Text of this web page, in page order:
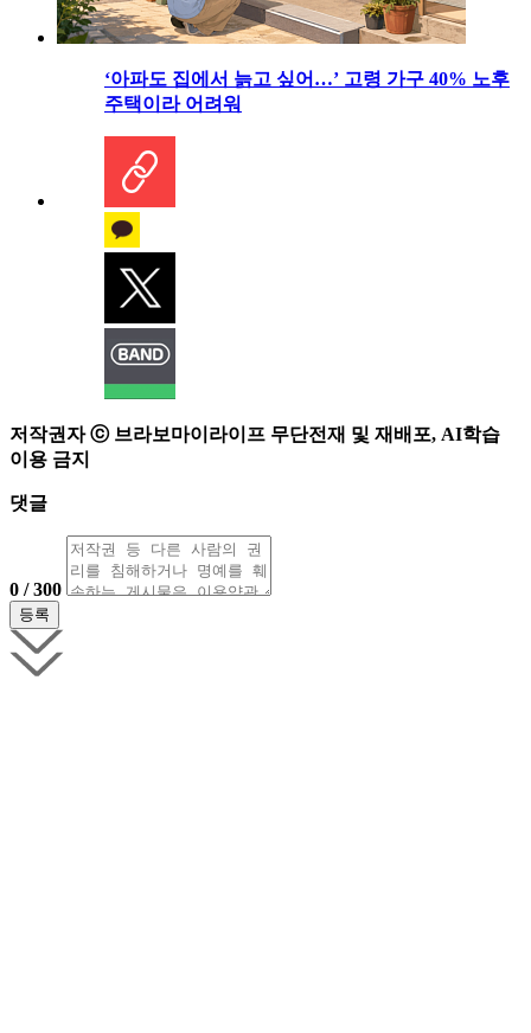
‘아파도 집에서 늙고 싶어…’ 고령 가구 40% 노후
주택이라 어려워
저작권자 ⓒ 브라보마이라이프 무단전재 및 재배포, AI학습
이용 금지
댓글
0 / 300